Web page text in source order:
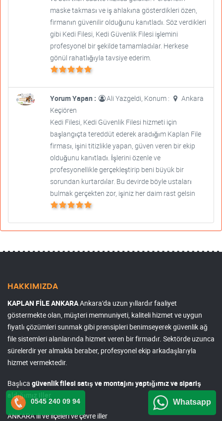
maske takması ve iş ahlakına gösterdikleri özen,
firmanın güvenilir olduğunu kanıtladı. Söz verdikleri
gibi Kedi Filesi, Kedi Güvenlik Filesi işlemini
profesyonel bir şekilde tamamladılar. Herkese
gönül rahatlığıyla tavsiye ederim.
Yorum Yapan : Ali Yazgeldi, Konum :
Ankara
Keçiören
Kedi Filesi, Kedi Güvenlik Filesi hizmeti için
başlangıçta tereddüt ederek aradığım Kaplan File
firması, işini titizlikle yapan, güven veren bir ekip
olduğunu kanıtladı. İşlerini özenle ve
profesyonellikle gerçekleştirip beni büyük bir
sorundan kurtardılar. Bu devirde böyle ustaları
bulmak gerçekten zor, işiniz her daim rast gelsin
HAKKIMIZDA
KAPLAN FİLE ANKARAAnkara'da uzun yıllardır faaliyet
göstermekte olan, müşteri memnuniyeti, kaliteli hizmet ve uygun
fiyatlı çözümleri sunmak gibi prensipleri benimseyerek güvenlik ağ
file sistemleri alanlarında hizmet veren bir firmadır. Sektörde uzunca
sürelerdir yer almakla beraber, profesyonel ekip arkadaşlarıyla
hizmet vermektedir.
Başlıca güvenlik filesi satış ve montajını yaptığımız ve sipariş
aldığımız iller
ANKARA ili ve ilçeleri ve çevre iller
0545 240 09 94 Whatsapp